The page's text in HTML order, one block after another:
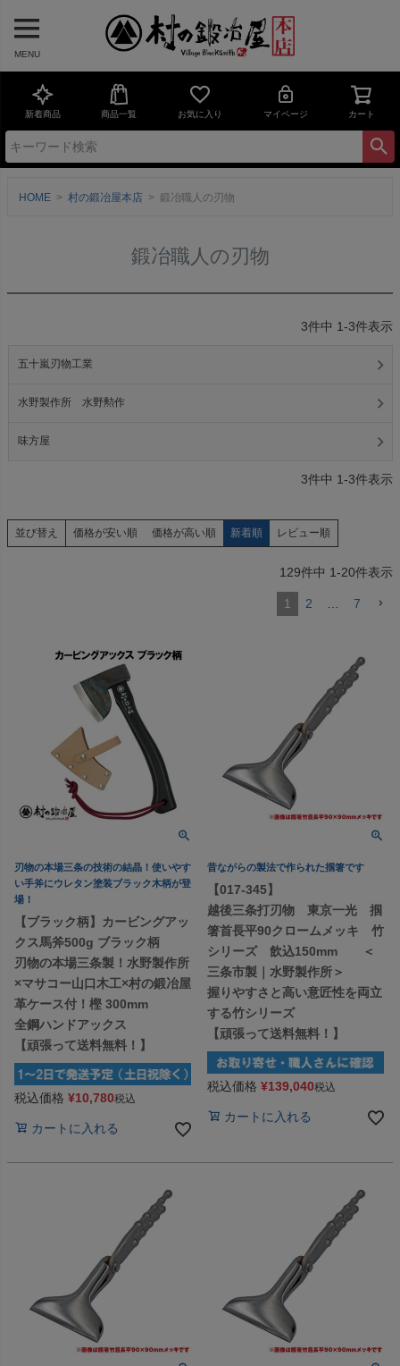
MENU
新着商品 商品一覧 お気に入り マイページ カート
HOME 村の鍛冶屋本店 鍛冶職人の刃物
鍛冶職人の刃物
3件中 1-3件表示
五十嵐刃物工業
水野製作所 水野勲作
味方屋
3件中 1-3件表示
並び替え 価格が安い順 価格が高い順 新着順 レビュー順
129件中 1-20件表示
1 2 7
刃物の本場三条の技術の結晶！使いやす
い手斧にウレタン塗装ブラック木柄が登
場！
【ブラック柄】カービングアッ
クス馬斧500g ブラック柄
刃物の本場三条製！水野製作所
×マサコー山口木工×村の鍛冶屋
革ケース付！樫 300mm
全鋼ハンドアックス
【頑張って送料無料！】
税込価格 ¥10,780税込
カートに入れる
昔ながらの製法で作られた掴箸です
【017-345】
越後三条打刃物 東京一光 掴
箸首長平90クロームメッキ 竹
シリーズ 飲込150mm ＜
三条市製｜水野製作所＞
握りやすさと高い意匠性を両立
する竹シリーズ
【頑張って送料無料！】
税込価格 ¥139,040税込
カートに入れる